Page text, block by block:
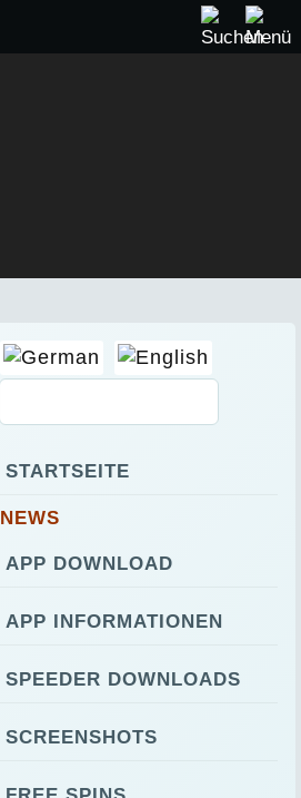
STARTSEITE
NEWS
APP DOWNLOAD
APP INFORMATIONEN
SPEEDER DOWNLOADS
SCREENSHOTS